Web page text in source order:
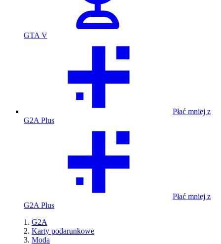
GTA V
Płać mniej z
G2A Plus
Płać mniej z
G2A Plus
G2A
Karty podarunkowe
Moda